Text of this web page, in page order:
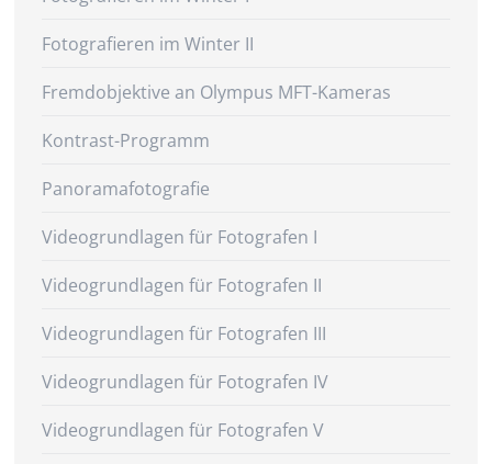
Fotografieren im Winter II
Fremdobjektive an Olympus MFT-Kameras
Kontrast-Programm
Panoramafotografie
Videogrundlagen für Fotografen I
Videogrundlagen für Fotografen II
Videogrundlagen für Fotografen III
Videogrundlagen für Fotografen IV
Videogrundlagen für Fotografen V